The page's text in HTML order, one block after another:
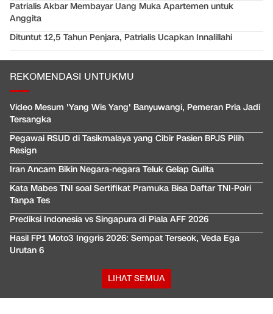
Patrialis Akbar Membayar Uang Muka Apartemen untuk
Anggita
Dituntut 12,5 Tahun Penjara, Patrialis Ucapkan Innalillahi
REKOMENDASI UNTUKMU
Video Mesum 'Yang Wis Yang' Banyuwangi, Pemeran Pria Jadi
Tersangka
Pegawai RSUD di Tasikmalaya yang Cibir Pasien BPJS Pilih
Resign
Iran Ancam Bikin Negara-negara Teluk Gelap Gulita
Kata Mabes TNI soal Sertifikat Pramuka Bisa Daftar TNI-Polri
Tanpa Tes
Prediksi Indonesia vs Singapura di Piala AFF 2026
Hasil FP1 Moto3 Inggris 2026: Sempat Terseok, Veda Ega
Urutan 6
LIHAT SEMUA